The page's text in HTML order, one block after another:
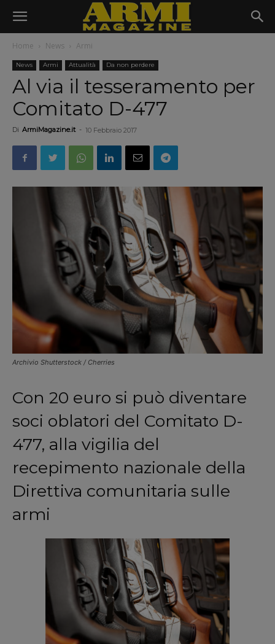
Home News Armi
News Armi Attualità Da non perdere
Al via il tesseramento per
Comitato D-477
Di ArmiMagazine.it - 10 Febbraio 2017
Archivio Shutterstock / Cherries
Con 20 euro si può diventare
soci oblatori del Comitato D-
477, alla vigilia del
recepimento nazionale della
Direttiva comunitaria sulle
armi